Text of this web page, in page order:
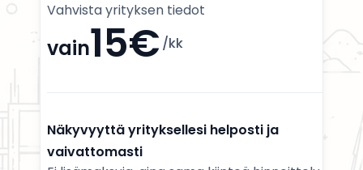
Vahvista yrityksen tiedot
vain15€ /kk
Näkyvyyttä yrityksellesi helposti ja
vaivattomasti